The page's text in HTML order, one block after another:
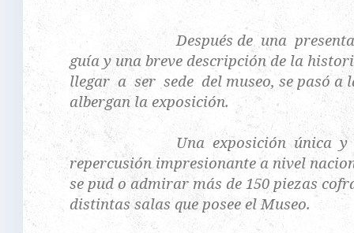
Después de una
guía y una breve descripción de la
llegar a ser sede del museo, se pasó a
albergan la exposición.
Una exposición única y que
repercusión impresionante a nivel
se pud o admirar más de 150 piezas
distintas salas que posee el Museo.